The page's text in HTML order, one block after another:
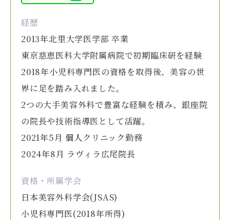
経歴
2013年北里大学医学部 卒業
東京慈恵医科大学附属病院で初期臨床研を経験
2018年小児科専門医の資格を取得後、美容の世
界に足を踏み入れました。
2つの大手美容外科で豊富な経験を積み、銀座院
の院長や技術指導医として活躍。
2021年5月 個人クリニック勤務
2024年8月 ラヴィラ広尾院長
資格・所属学会
日本美容外科学会(JSAS)
小児科専門医(2018年所得)